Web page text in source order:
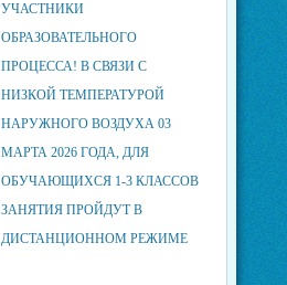
УЧАСТНИКИ
ОБРАЗОВАТЕЛЬНОГО
ПРОЦЕССА! В СВЯЗИ С
НИЗКОЙ ТЕМПЕРАТУРОЙ
НАРУЖНОГО ВОЗДУХА 03
МАРТА 2026 ГОДА, ДЛЯ
ОБУЧАЮЩИХСЯ 1-3 КЛАССОВ
ЗАНЯТИЯ ПРОЙДУТ В
ДИСТАНЦИОННОМ РЕЖИМЕ